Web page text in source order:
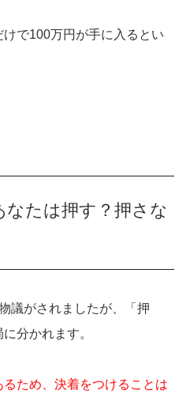
で100万円が手に入るとい
なたは押す？押さな
議がされましたが、「押
分かれます。
ため、決着をつけることは